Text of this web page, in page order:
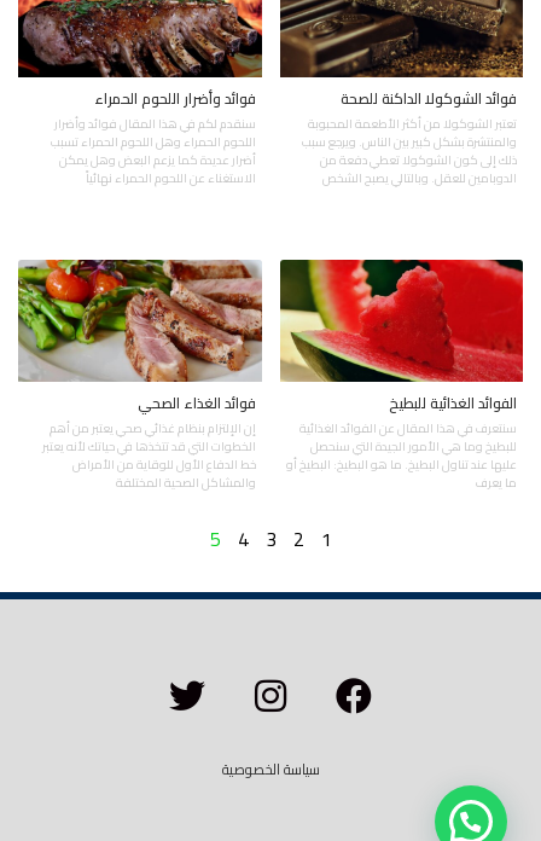
فوائد الشوكولا الداكنة للصحة
تعتبر الشوكولا من أكثر الأطعمة المحبوبة
والمنتشرة بشكل كبير بين الناس. ويرجع سبب
ذلك إلى كون الشوكولا تعطي دفعة من
الدوبامين للعقل. وبالتالي يصبح الشخص
فوائد وأضرار اللحوم الحمراء
سنقدم لكم في هذا المقال فوائد وأضرار
اللحوم الحمراء وهل اللحوم الحمراء تسبب
أضرار عديدة كما يزعم البعض وهل يمكن
الاستغناء عن اللحوم الحمراء نهائياً
الفوائد الغذائية للبطيخ
سنتعرف في هذا المقال عن الفوائد الغذائية
للبطيخ وما هي الأمور الجيدة التي سنحصل
عليها عند تناول البطيخ. ما هو البطيخ: البطيخ أو
ما يعرف
فوائد الغذاء الصحي
إن الإلتزام بنظام غذائي صحي يعتبر من أهم
الخطوات التي قد تتخذها في حياتك لأنه يعتبر
خط الدفاع الأول للوقاية من الأمراض
والمشاكل الصحية المختلفة
1
2
3
4
5
سياسة الخصوصية